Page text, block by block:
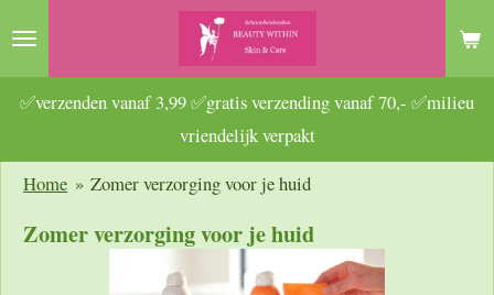
Ga
naar
hoofdinhoud
✅verzenden vanaf 3,99 ✅gratis verzending vanaf 70,- ✅milieu
vriendelijk verpakt
Home » Zomer verzorging voor je huid
Zomer verzorging voor je huid